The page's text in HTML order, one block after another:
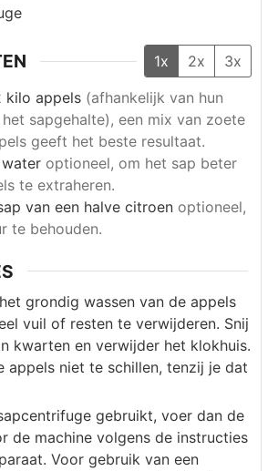
1x 2x
3x
kilo appels (afhankelijk van hun
sapgehalte), een mix van zoete
geeft het beste resultaat.
water optioneel, om het sap beter
te extraheren.
van een halve citroen optioneel,
te behouden.
grondig wassen van de appels
vuil of resten te verwijderen. Snij
kwarten en verwijder het klokhuis.
appels niet te schillen, tenzij je dat
gebruikt, voer dan de
de machine volgens de instructies
Voor gebruik van een